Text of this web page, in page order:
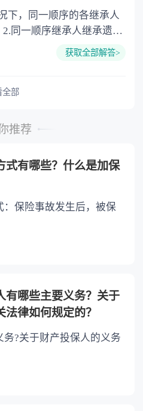
活的继承人，分配遗产
务的，分配遗产时，应当
获取全部解答>
全部
推荐
式有哪些？什么是加保
保险事故发生后，被保
有哪些主要义务？关于
律如何规定的？
?关于财产投保人的义务